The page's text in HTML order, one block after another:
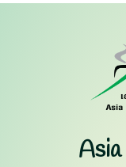
Asia